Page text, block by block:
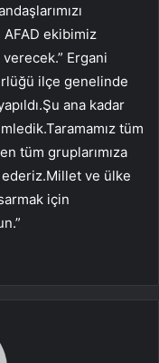
ekibimiz
verecek.” Ergani
ilçe genelinde
ana kadar
tüm
tüm gruplarımıza
ederiz.Millet ve ülke
için